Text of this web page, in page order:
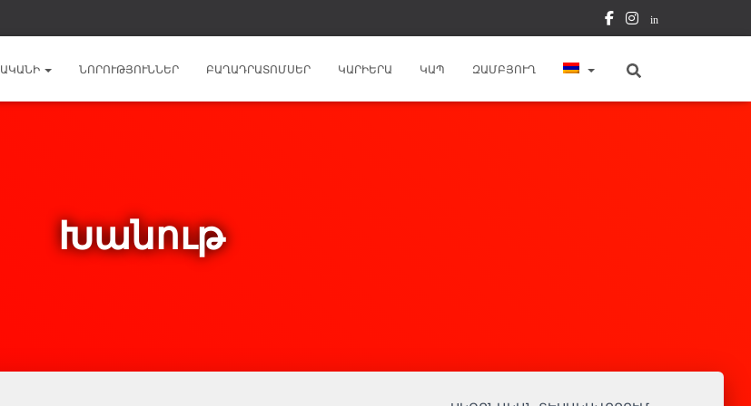
in
ՆՈՐՈՒԹՅՈՒՆՆԵՐ ԲԱՂԱԴՐԱՏՈՄՍԵՐ ԿԱՐԻԵՐԱ ԿԱՊ ԶԱՄԲՅՈՒՂ
Խանութ